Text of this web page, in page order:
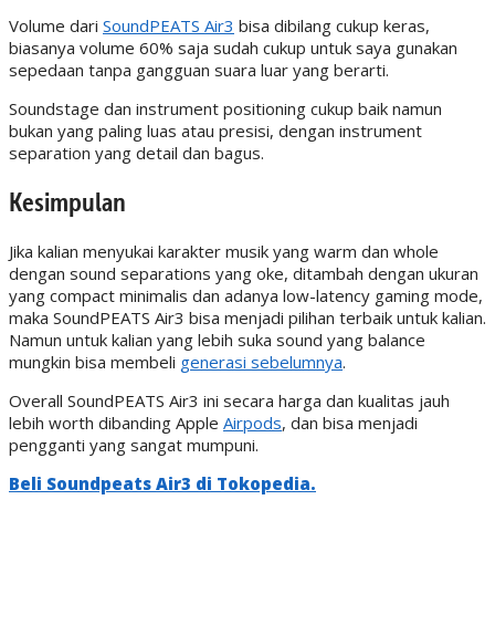
Volume dari SoundPEATS Air3 bisa dibilang cukup keras,
biasanya volume 60% saja sudah cukup untuk saya gunakan
sepedaan tanpa gangguan suara luar yang berarti.
Soundstage dan instrument positioning cukup baik namun
bukan yang paling luas atau presisi, dengan instrument
separation yang detail dan bagus.
Kesimpulan
Jika kalian menyukai karakter musik yang warm dan whole
dengan sound separations yang oke, ditambah dengan ukuran
yang compact minimalis dan adanya low-latency gaming mode,
maka SoundPEATS Air3 bisa menjadi pilihan terbaik untuk kalian.
Namun untuk kalian yang lebih suka sound yang balance
mungkin bisa membeli generasi sebelumnya.
Overall SoundPEATS Air3 ini secara harga dan kualitas jauh
lebih worth dibanding Apple Airpods, dan bisa menjadi
pengganti yang sangat mumpuni.
Beli Soundpeats Air3 di Tokopedia.